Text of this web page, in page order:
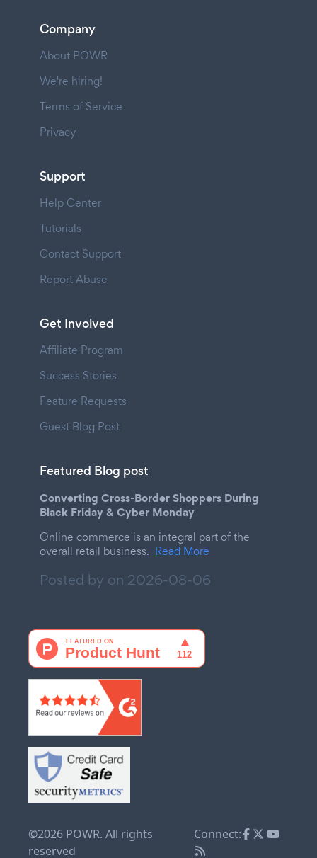
Company
About POWR
We're hiring!
Terms of Service
Privacy
Support
Help Center
Tutorials
Contact Support
Report Abuse
Get Involved
Affiliate Program
Success Stories
Feature Requests
Guest Blog Post
Featured Blog post
Converting Cross-Border Shoppers During
Black Friday & Cyber Monday
Online commerce is an integral part of the
overall retail business. Read More
Posted by on 2026-08-06
©2026 POWR. All rights
reserved
Connect: